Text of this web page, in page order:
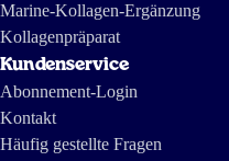
Marine-Kollagen-Ergänzung
Kollagenpräparat
Kundenservice
Abonnement-Login
Kontakt
Häufig gestellte Fragen